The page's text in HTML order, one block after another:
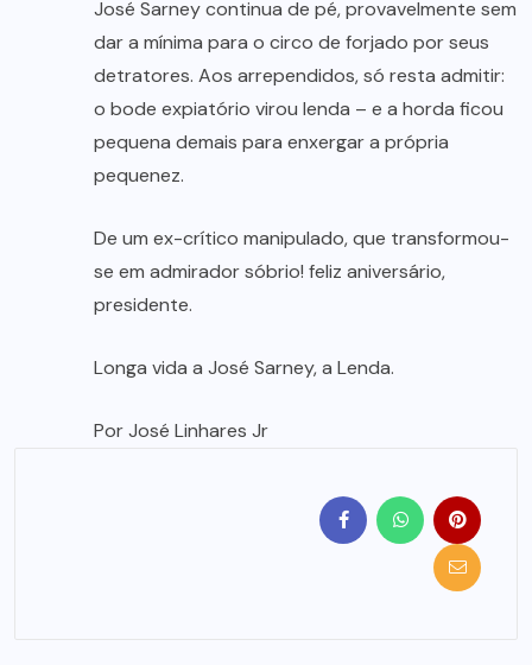
José Sarney continua de pé, provavelmente sem
dar a mínima para o circo de forjado por seus
detratores. Aos arrependidos, só resta admitir:
o bode expiatório virou lenda – e a horda ficou
pequena demais para enxergar a própria
pequenez.
De um ex-crítico manipulado, que transformou-
se em admirador sóbrio! feliz aniversário,
presidente.
Longa vida a José Sarney, a Lenda.
Por José Linhares Jr